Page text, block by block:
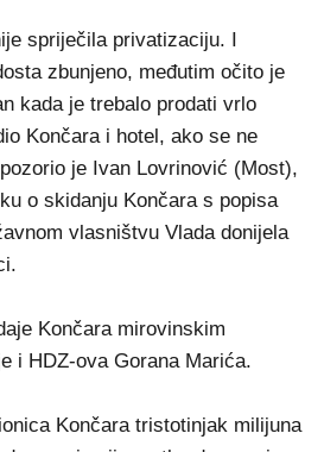
spriječila privatizaciju. I
zbunjeno, međutim očito je
kada je trebalo prodati vrlo
Končara i hotel, ako se ne
je Ivan Lovrinović (Most),
o skidanju Končara s popisa
vlasništvu Vlada donijela
Končara mirovinskim
i HDZ-ova Gorana Marića.
Končara tristotinjak milijuna